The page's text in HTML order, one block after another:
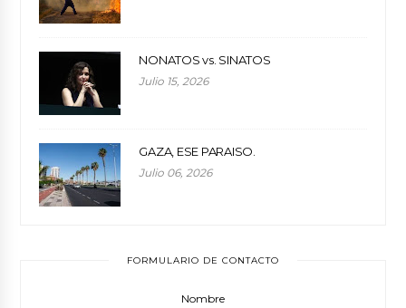
NONATOS vs. SINATOS
Julio 15, 2026
GAZA, ESE PARAISO.
Julio 06, 2026
FORMULARIO DE CONTACTO
Nombre